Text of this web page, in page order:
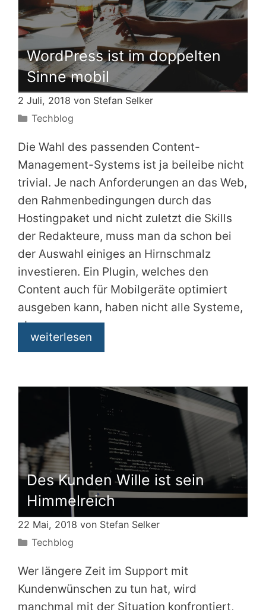
WordPress ist im doppelten
Sinne mobil
2 Juli, 2018 von Stefan Selker
Kategorien
Techblog
Die Wahl des passenden Content-
Management-Systems ist ja beileibe nicht
trivial. Je nach Anforderungen an das Web,
den Rahmenbedingungen durch das
Hostingpaket und nicht zuletzt die Skills
der Redakteure, muss man da schon bei
der Auswahl einiges an Hirnschmalz
investieren. Ein Plugin, welches den
Content auch für Mobilgeräte optimiert
ausgeben kann, haben nicht alle Systeme,
aber
weiterlesen
Des Kunden Wille ist sein
Himmelreich
22 Mai, 2018 von Stefan Selker
Kategorien
Techblog
Wer längere Zeit im Support mit
Kundenwünschen zu tun hat, wird
manchmal mit der Situation konfrontiert,